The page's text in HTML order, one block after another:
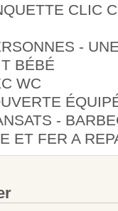
CLIC
-
BÉBÉ
WC
-
ET FER A